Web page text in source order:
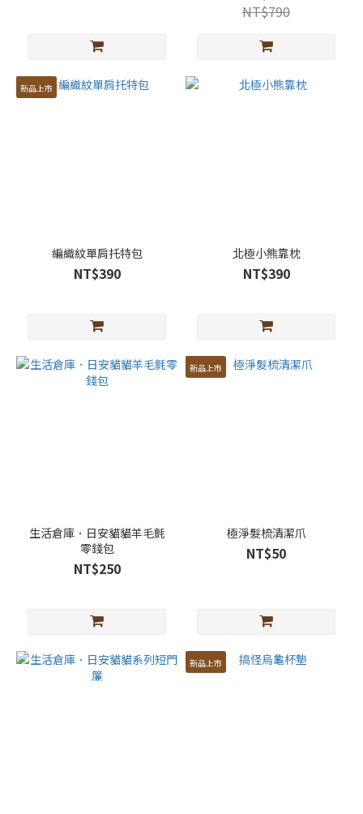
NT$790
新品上市
編織紋單肩托特包
NT$390
北極小熊靠枕
NT$390
生活倉庫．日安貓貓羊毛氈
零錢包
NT$250
新品上市
極淨髮梳清潔爪
NT$50
新品上市